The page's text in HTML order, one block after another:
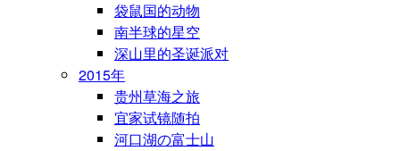
袋鼠国的动物
南半球的星空
深山里的圣诞派对
2015年
贵州草海之旅
宜家试镜随拍
河口湖の富士山